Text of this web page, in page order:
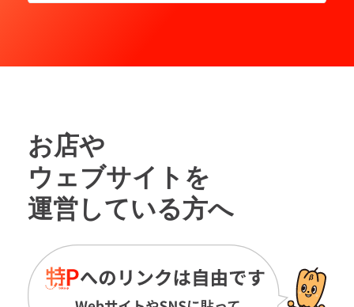
お店や
ウェブサイトを
運営している方へ